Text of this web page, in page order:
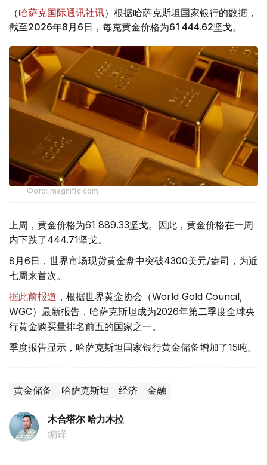
（哈萨克国际通讯社讯）根据哈萨克斯坦国家银行的数据，
截至2026年8月6日，每克黄金价格为61 444.62坚戈。
Фото: magnific.com
上周，黄金价格为61 889.33坚戈。因此，黄金价格在一周
内下跌了444.71坚戈。
8月6日，世界市场现货黄金盘中突破4300美元/盎司，为近
七周来首次。
据此前报道 ，根据世界黄金协会（World Gold Council,
WGC）最新报告，哈萨克斯坦成为2026年第二季度全球央
行黄金购买量排名前五的国家之一。
季度报告显示，哈萨克斯坦国家银行黄金储备增加了15吨。
黄金储备 哈萨克斯坦 经济 金融
木合塔尔 哈力木拉
编译